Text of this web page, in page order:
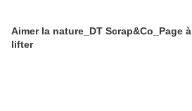
Aimer la nature_DT Scrap&Co_Page à
lifter